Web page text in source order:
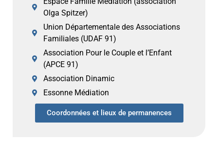
Olga Spitzer)
Union Départementale des Associations
Familiales (UDAF 91)
Association Pour le Couple et l’Enfant
(APCE 91)
Association Dinamic
Essonne Médiation
Coordonnées et lieux de permanences